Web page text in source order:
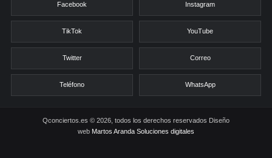
Facebook Instagram
TikTok YouTube
Twitter Correo
Teléfono WhatsApp
Qconciertos.es © 2026, todos los derechos reservados Diseño
web Martos Aranda Soluciones digitales